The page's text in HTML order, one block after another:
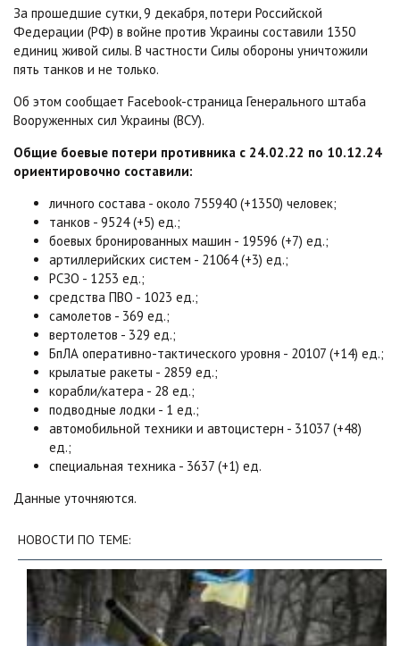
За прошедшие сутки, 9 декабря, потери Российской
Федерации (РФ) в войне против Украины составили 1350
единиц живой силы. В частности Силы обороны уничтожили
пять танков и не только.
Об этом сообщает Facebook-страница Генерального штаба
Вооруженных сил Украины (ВСУ).
Общие боевые потери противника с 24.02.22 по 10.12.24
ориентировочно составили:
личного состава - около 755940 (+1350) человек;
танков - 9524 (+5) ед.;
боевых бронированных машин - 19596 (+7) ед.;
артиллерийских систем - 21064 (+3) ед.;
РСЗО - 1253 ед.;
средства ПВО - 1023 ед.;
самолетов - 369 ед.;
вертолетов - 329 ед.;
БпЛА оперативно-тактического уровня - 20107 (+14) ед.;
крылатые ракеты - 2859 ед.;
корабли/катера - 28 ед.;
подводные лодки - 1 ед.;
автомобильной техники и автоцистерн - 31037 (+48)
ед.;
специальная техника - 3637 (+1) ед.
Данные уточняются.
НОВОСТИ ПО ТЕМЕ: